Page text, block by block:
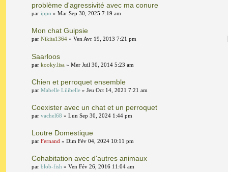
problème d'agressivité avec ma conure
par ippo » Mar Sep 30, 2025 7:19 am
Mon chat Guipsie
par Nikita1364 » Ven Avr 19, 2013 7:21 pm
Saarloos
par kooky.lisa » Mer Juil 30, 2014 5:23 am
Chien et perroquet ensemble
par Mabelle Lilibelle » Jeu Oct 14, 2021 7:21 am
Coexister avec un chat et un perroquet
par vachel68 » Lun Sep 30, 2024 1:44 pm
Loutre Domestique
par Fernand » Dim Fév 04, 2024 10:11 pm
Cohabitation avec d'autres animaux
par blob-fish » Ven Fév 26, 2016 11:04 am